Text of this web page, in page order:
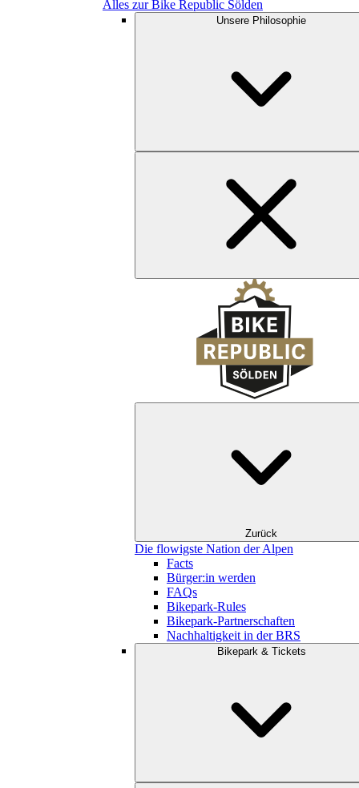
Alles zur Bike Republic Sölden
Unsere Philosophie
Zurück
Die flowigste Nation der Alpen
Facts
Bürger:in werden
FAQs
Bikepark-Rules
Bikepark-Partnerschaften
Nachhaltigkeit in der BRS
Bikepark & Tickets